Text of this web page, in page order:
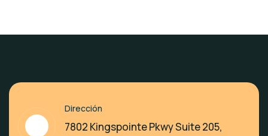
Dirección
7802 Kingspointe Pkwy Suite 205,